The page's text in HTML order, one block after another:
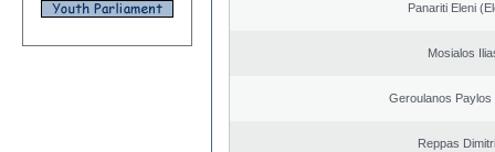
Panariti Eleni
Mosialos
Geroulanos Paylos
Reppas